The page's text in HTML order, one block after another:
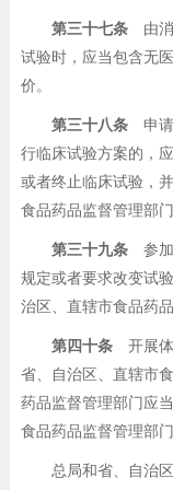
第三十七条由消
试验时，应当包含无
价。
第三十八条申请
行临床试验方案的，
或者终止临床试验，
食品药品监督管理部
第三十九条参加
规定或者要求改变试
治区、直辖市食品药
第四十条开展体
省、自治区、直辖市
药品监督管理部门应
食品药品监督管理部
总局和省、自治区